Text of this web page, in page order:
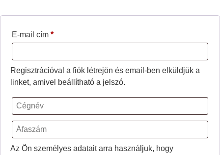
E-mail cím *
Regisztrációval a fiók létrejön és email-ben elküldjük a
linket, amivel beállítható a jelszó.
Az Ön személyes adatait arra használjuk, hogy